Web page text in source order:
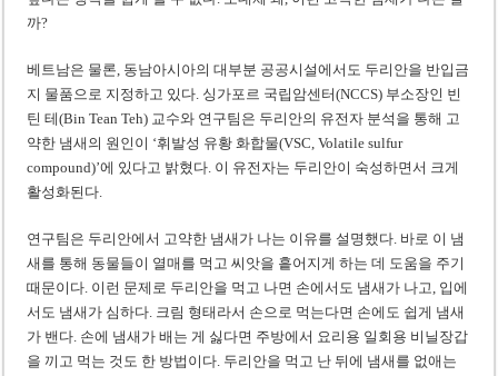
까?
베트남은 물론, 동남아시아의 대부분 공공시설에서도 두리안을 반입금
지 물품으로 지정하고 있다. 싱가포르 국립암센터(NCCS) 부소장인 빈
틴 테(Bin Tean Teh) 교수와 연구팀은 두리안의 유전자 분석을 통해 고
약한 냄새의 원인이 ‘휘발성 유황 화합물(VSC, Volatile sulfur
compound)’에 있다고 밝혔다. 이 유전자는 두리안이 숙성하면서 크게
활성화된다.
연구팀은 두리안에서 고약한 냄새가 나는 이유를 설명했다. 바로 이 냄
새를 통해 동물들이 열매를 먹고 씨앗을 흩어지게 하는 데 도움을 주기
때문이다. 이런 문제로 두리안을 먹고 나면 손에서도 냄새가 나고, 입에
서도 냄새가 심하다. 크림 형태라서 손으로 먹는다면 손에도 쉽게 냄새
가 밴다. 손에 냄새가 배는 게 싫다면 주방에서 요리용 일회용 비닐장갑
을 끼고 먹는 것도 한 방법이다. 두리안을 먹고 난 뒤에 냄새를 없애는